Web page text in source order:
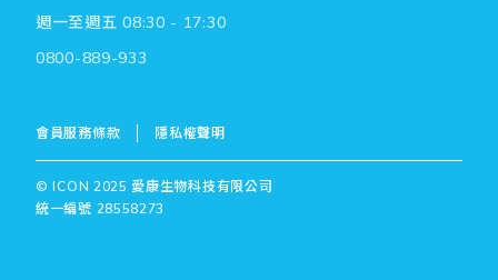
週一至週五 08:30 - 17:30
0800-889-933
會員服務條款 隱私權聲明
© ICON 2025 愛康生物科技有限公司
統一編號 28558273